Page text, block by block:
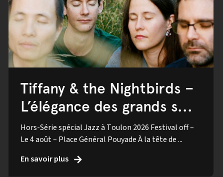
Tiffany & the Nightbirds –
L’élégance des grands s...
Hors-Série spécial Jazz à Toulon 2026 Festival off –
Le 4 août – Place Général Pouyade À la tête de ...
En savoir plus